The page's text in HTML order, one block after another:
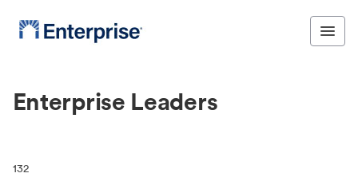
Enterprise Leaders
132